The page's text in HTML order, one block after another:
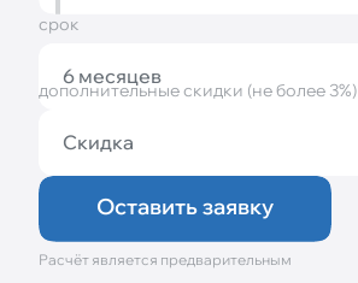
срок
6 месяцев
6 месяцев
18 месяцев
24 месяца
30 месяцев
36 месяцев
24 месяца (Акция!)
дополнительные скидки (не более 3%)
Скидка
Оставить заявку
Расчёт является предварительным